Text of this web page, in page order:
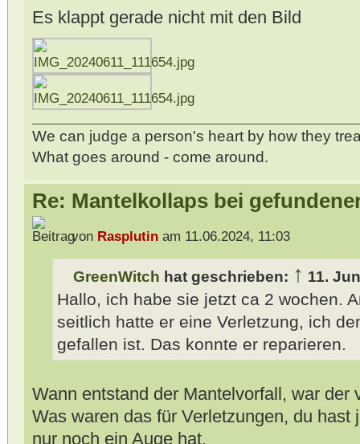
Es klappt gerade nicht mit den Bild
We can judge a person's heart by how they
What goes around - come around.
Re: Mantelkollaps bei
von Rasplutinam 11.06.2024, 11:03
GreenWitch hat geschrieben: ↑ 11.
Hallo, ich habe sie jetzt ca 2 wochen.
seitlich hatte er eine Verletzung, ich
gefallen ist. Das konnte er reparieren.
Wann entstand der Mantelvorfall, war der
Was waren das für Verletzungen, du hast
nur noch ein Auge hat.